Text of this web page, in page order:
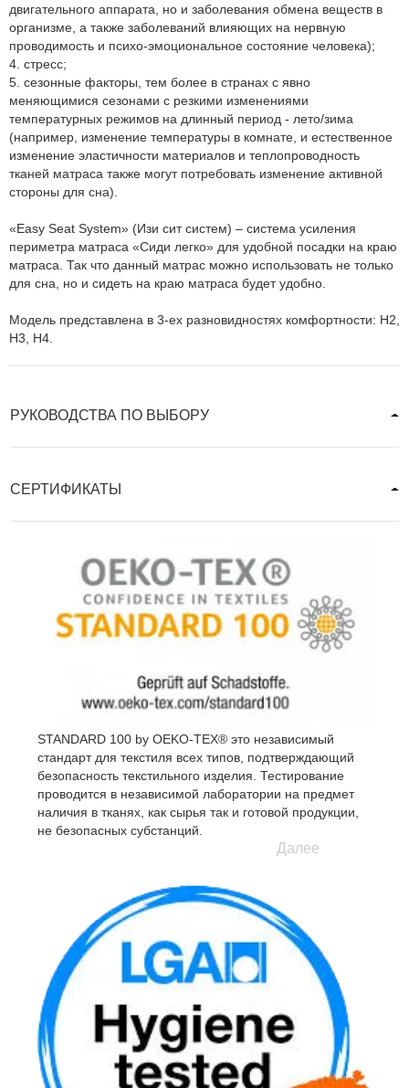
двигательного аппарата, но и заболевания обмена веществ в
организме, а также заболеваний влияющих на нервную
проводимость и психо-эмоциональное состояние человека);
4. стресс;
5. сезонные факторы, тем более в странах с явно
меняющимися сезонами с резкими изменениями
температурных режимов на длинный период - лето/зима
(например, изменение температуры в комнате, и естественное
изменение эластичности материалов и теплопроводность
тканей матраса также могут потребовать изменение активной
стороны для сна).
«Easy Seat System» (Изи сит систем) – система усиления
периметра матраса «Сиди легко» для удобной посадки на краю
матраса. Так что данный матрас можно использовать не только
для сна, но и сидеть на краю матраса будет удобно.
Модель представлена в 3-ех разновидностях комфортности: H2,
H3, H4.
РУКОВОДСТВА ПО ВЫБОРУ
СЕРТИФИКАТЫ
STANDARD 100 by OEKO-TEX® это независимый
стандарт для текстиля всех типов, подтверждающий
безопасность текстильного изделия. Тестирование
проводится в независимой лаборатории на предмет
наличия в тканях, как сырья так и готовой продукции,
не безопасных субстанций.
Далее